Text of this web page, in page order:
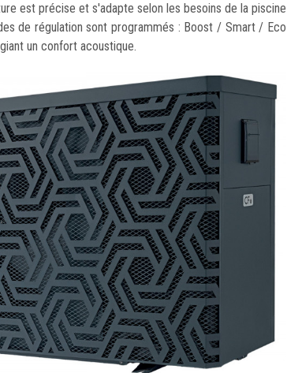
est précise et s'adapte selon les besoins de la piscine
de régulation sont programmés : Boost / Smart / Eco
un confort acoustique.